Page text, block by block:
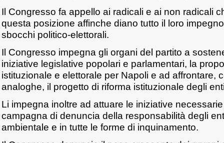
Il Congresso fa appello ai radicali e ai non radicali
questa posizione affinche diano tutto il loro
sbocchi politico-elettorali.
Il Congresso impegna gli organi del partito a
iniziative legislative popolari e parlamentari, la
istituzionale e elettorale per Napoli e ad affrontare,
analoghe, il progetto di riforma istituzionale degli
Li impegna inoltre ad attuare le iniziative
campagna di denuncia della responsabilità degli
ambientale e in tutte le forme di inquinamento.